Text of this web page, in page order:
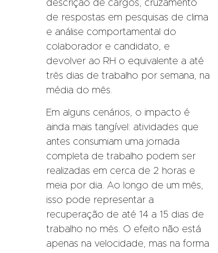
descrição de cargos, cruzamento
de respostas em pesquisas de clima
e análise comportamental do
colaborador e candidato, e
devolver ao RH o equivalente a até
três dias de trabalho por semana, na
média do mês.
Em alguns cenários, o impacto é
ainda mais tangível: atividades que
antes consumiam uma jornada
completa de trabalho podem ser
realizadas em cerca de 2 horas e
meia por dia. Ao longo de um mês,
isso pode representar a
recuperação de até 14 a 15 dias de
trabalho no mês. O efeito não está
apenas na velocidade, mas na forma